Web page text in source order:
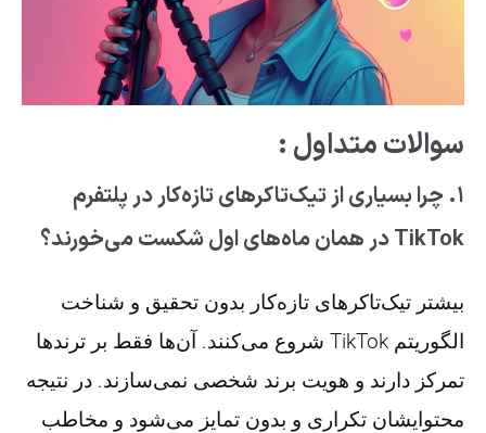
سوالات متداول :
۱. چرا بسیاری از تیک‌تاکرهای تازه‌کار در پلتفرم
TikTok در همان ماه‌های اول شکست می‌خورند؟
بیشتر تیک‌تاکرهای تازه‌کار بدون تحقیق و شناخت
الگوریتم TikTok شروع می‌کنند. آن‌ها فقط بر ترندها
تمرکز دارند و هویت برند شخصی نمی‌سازند. در نتیجه
محتوایشان تکراری و بدون تمایز می‌شود و مخاطب